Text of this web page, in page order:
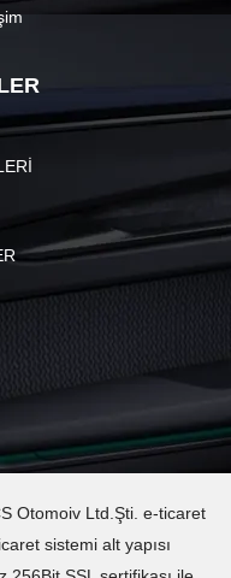
Otomoiv Ltd.Şti. e-ticaret
sistemi alt yapısı